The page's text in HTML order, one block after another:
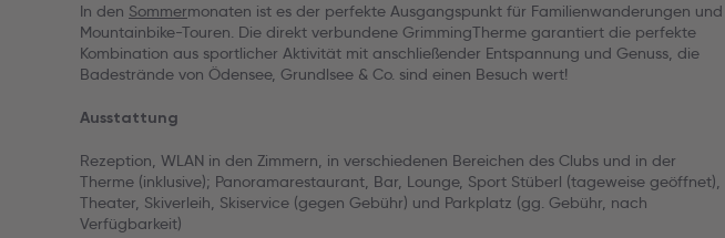
In den Sommermonaten ist es der perfekte Ausgangspunkt für Familienwanderungen und
Mountainbike-Touren. Die direkt verbundene GrimmingTherme garantiert die perfekte
Kombination aus sportlicher Aktivität mit anschließender Entspannung und Genuss, die
Badestrände von Ödensee, Grundlsee & Co. sind einen Besuch wert!
Ausstattung
Rezeption, WLAN in den Zimmern, in verschiedenen Bereichen des Clubs und in der
Therme (inklusive); Panoramarestaurant, Bar, Lounge, Sport Stüberl (tageweise geöffnet),
Theater, Skiverleih, Skiservice (gegen Gebühr) und Parkplatz (gg. Gebühr, nach
Verfügbarkeit)